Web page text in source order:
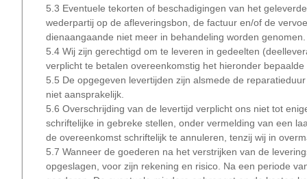
5.3 Eventuele tekorten of beschadigingen van het
wederpartij op de afleveringsbon, de factuur en/of de
dienaangaande niet meer in behandeling worden
5.4 Wij zijn gerechtigd om te leveren in gedeelten
verplicht te betalen overeenkomstig het hieronder bepaalde
5.5 De opgegeven levertijden zijn alsmede de
niet aansprakelijk.
5.6 Overschrijding van de levertijd verplicht ons niet tot
schriftelijke in gebreke stellen, onder vermelding van een
de overeenkomst schriftelijk te annuleren, tenzij wij in
5.7 Wanneer de goederen na het verstrijken van de
opgeslagen, voor zijn rekening en risico. Na een periode